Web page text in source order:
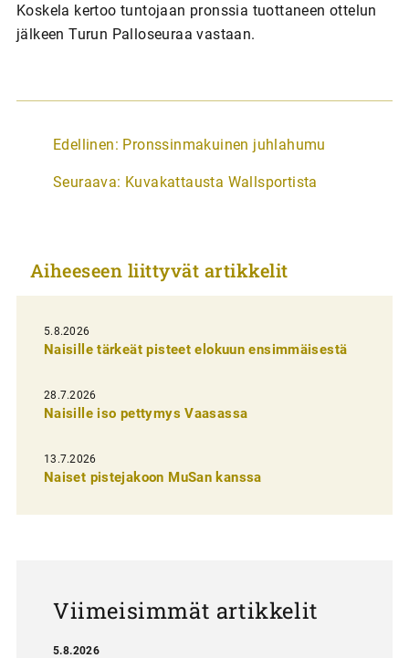
Koskela kertoo tuntojaan pronssia tuottaneen ottelun
jälkeen Turun Palloseuraa vastaan.
A
t
k
e
l
i
e
n
e
Edellinen: Pronssinmakuinen juhlahumu
Seuraava: Kuvakattausta Wallsportista
Aiheeseen liittyvät artikkelit
5.8.2026
Naisille tärkeät pisteet elokuun ensimmäisestä
28.7.2026
Naisille iso pettymys Vaasassa
13.7.2026
Naiset pistejakoon MuSan kanssa
Viimeisimmät artikkelit
5.8.2026